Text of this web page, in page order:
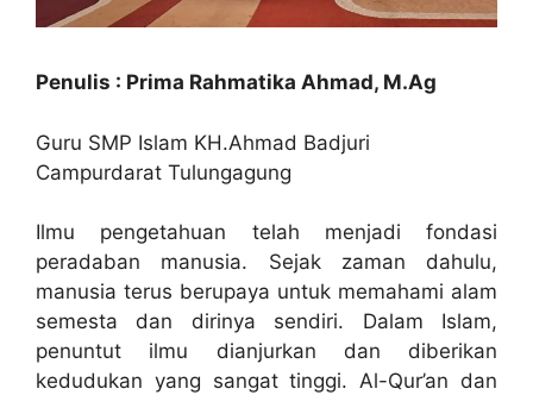
Penulis : Prima Rahmatika Ahmad, M.Ag
Guru SMP Islam KH.Ahmad Badjuri
Campurdarat Tulungagung
Ilmu pengetahuan telah menjadi fondasi
peradaban manusia. Sejak zaman dahulu,
manusia terus berupaya untuk memahami alam
semesta dan dirinya sendiri. Dalam Islam,
penuntut ilmu dianjurkan dan diberikan
kedudukan yang sangat tinggi. Al-Qur’an dan